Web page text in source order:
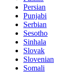
Persian
Punjabi
Serbian
Sesotho
Sinhala
Slovak
Slovenian
Somali